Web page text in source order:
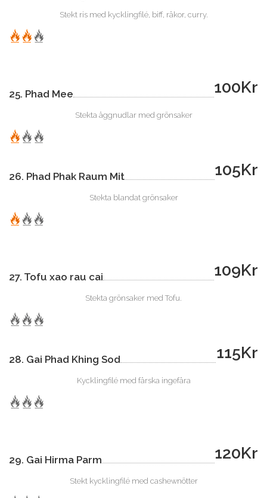
Stekt ris med kycklingfilé, biff, räkor, curry.
25. Phad Mee 100Kr
Stekta äggnudlar med grönsaker
26. Phad Phak Raum Mit 105Kr
Stekta blandat grönsaker
27. Tofu xao rau cai 109Kr
Stekta grönsaker med Tofu.
28. Gai Phad Khing Sod 115Kr
Kycklingfilé med färska ingefära
29. Gai Hirma Parm 120Kr
Stekt kycklingfilé med cashewnötter